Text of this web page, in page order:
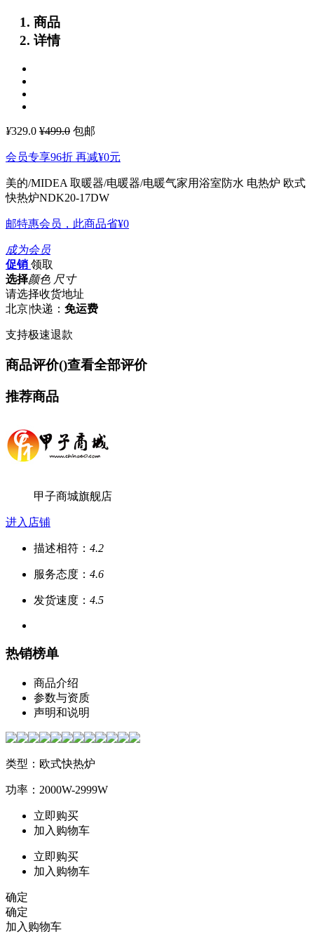
商品
详情
¥329.0 ¥499.0 包邮
会员专享96折 再减¥0元
美的/MIDEA 取暖器/电暖器/电暖气家用浴室防水 电热炉 欧式
快热炉NDK20-17DW
邮特惠会员，此商品省¥0
成为会员
促销 领取
选择颜色 尺寸
请选择收货地址
北京|快递： 免运费
支持极速退款
商品评价()查看全部评价
推荐商品
甲子商城旗舰店
进入店铺
描述相符： 4.2
服务态度： 4.6
发货速度： 4.5
热销榜单
商品介绍
参数与资质
声明和说明
类型：欧式快热炉
功率：2000W-2999W
立即购买
加入购物车
立即购买
加入购物车
确定
确定
加入购物车